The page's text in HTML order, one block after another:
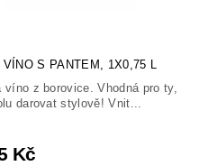
S PANTEM, 1X0,75 L
víno z borovice. Vhodná pro ty,
darovat stylově! Vnit...
Kč